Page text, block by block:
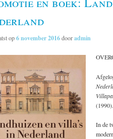
op6 november 2016dooradmin
(1990).
In de